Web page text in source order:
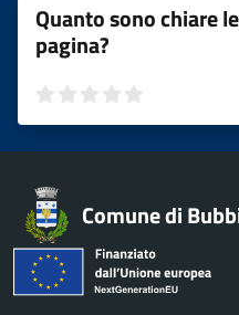
Quanto sono chiare
pagina?
Valuta 5 stelle
Valuta 4 stelle su
Valuta 3 stelle su 5
Valuta 2 stelle su 5
Valuta 1 stelle su 5
Comune di